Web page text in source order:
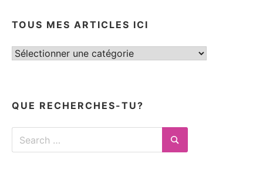
TOUS MES ARTICLES ICI
Tous
QUE RECHERCHES-TU?
Search